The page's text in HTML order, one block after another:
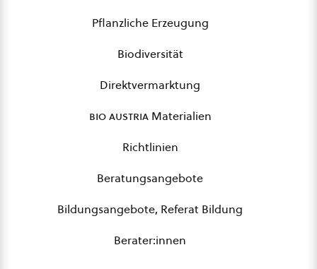
Pflanzliche Erzeugung
Biodiversität
Direktvermarktung
bio austriaMaterialien
Richtlinien
Beratungsangebote
Bildungsangebote, Referat Bildung
Berater:innen